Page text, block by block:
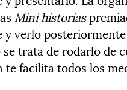
Mini historias
verlo
trata de rodarlo de
facilita todos los